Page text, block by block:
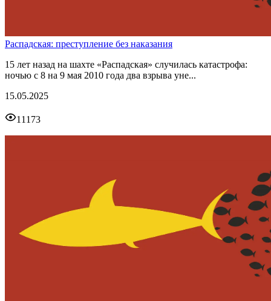
Распадская: преступление без наказания
15 лет назад на шахте «Распадская» случилась катастрофа:
ночью с 8 на 9 мая 2010 года два взрыва уне...
15.05.2025
11173